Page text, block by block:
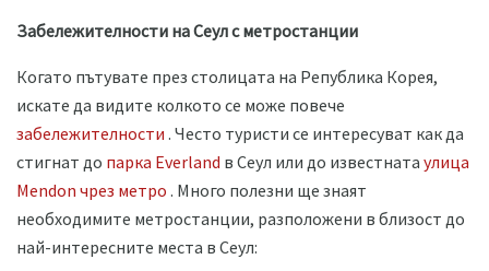
Забележителности на Сеул с метростанции
Когато пътувате през столицата на Република Корея,
искате да видите колкото се може повече
забележителности . Често туристи се интересуват как да
стигнат до парка Everland в Сеул или до известната улица
Mendon чрез метро . Много полезни ще знаят
необходимите метростанции, разположени в близост до
най-интересните места в Сеул: